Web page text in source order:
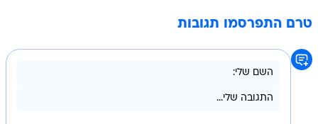
טרם התפרסמו תגובות